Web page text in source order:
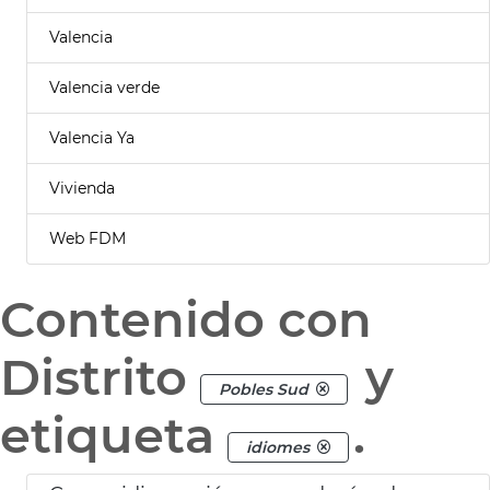
Valencia
Valencia verde
Valencia Ya
Vivienda
Web FDM
Contenido con
Distrito
Pobles Sud
y
etiqueta
idiomes .